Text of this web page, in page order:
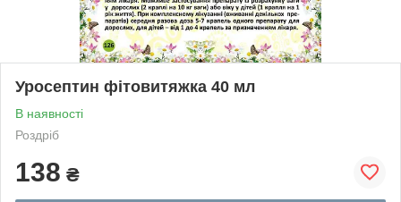
Уросептин фітовитяжка 40 мл
В наявності
Роздріб
138 ₴